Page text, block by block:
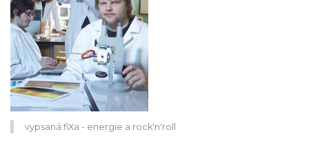
vypsaná fiXa - energie a rock'n'roll